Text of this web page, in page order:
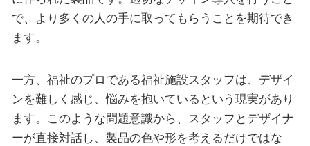
で、より多くの人の手に取ってもらうことを期待でき
ます。
一方、福祉のプロである福祉施設スタッフは、デザイ
ンを難しく感じ、悩みを抱いているという現実があり
ます。このような問題意識から、スタッフとデザイナ
ーが直接対話し、製品の色や形を考えるだけではな